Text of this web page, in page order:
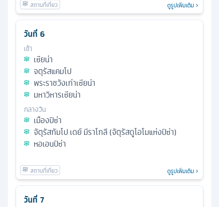
ดูรูปเพิ่มเติม
วันที่ 6
เช้า
เซียน่า
จตุรัสแคมโป
พระราชวังเก่าเซียน่า
มหาวิหารเซียน่า
กลางวัน
เมืองปิซ่า
จัตุรัสกัมโป เดย์ มีราโกลี (จัตุรัสดูโอโมแห่งปิซ่า)
หอเอนปิซ่า
ดูรูปเพิ่มเติม
วันที่ 7